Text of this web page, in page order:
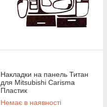
Накладки на панель Титан
для Mitsubishi Carisma
Пластик
Немає в наявності